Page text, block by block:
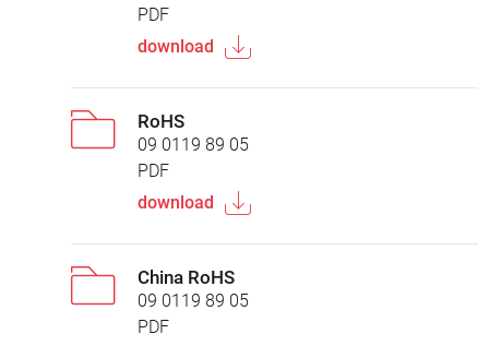
PDF
download
RoHS
09 0119 89 05
PDF
download
China RoHS
09 0119 89 05
PDF